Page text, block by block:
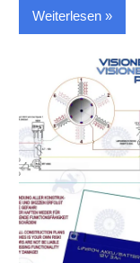
Weiterlesen